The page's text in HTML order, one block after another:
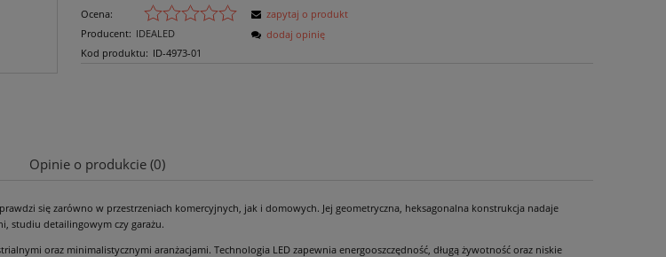
Ocena:
Producent: IDEALED
Kod produktu: ID-4973-01
zapytaj o produkt
dodaj opinię
nie zawiera ewentualnych kosztów
Opinie o produkcie (0)
się zarówno w przestrzeniach komercyjnych, jak i domowych. Jej geometryczna, heksagonalna konstrukcja nadaje
studiu detailingowym czy garażu.
oraz minimalistycznymi aranżacjami. Technologia LED zapewnia energooszczędność, długą żywotność oraz niskie